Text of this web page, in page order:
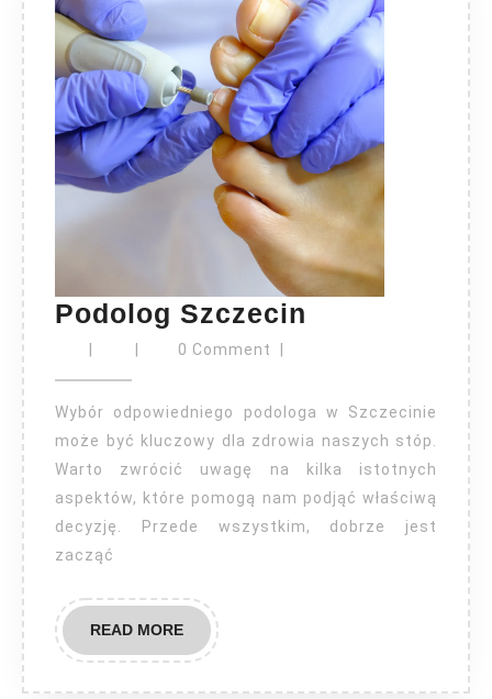
Podolog Szczecin
0 Comment
Wybór odpowiedniego podologa w Szczecinie
może być kluczowy dla zdrowia naszych stóp.
Warto zwrócić uwagę na kilka istotnych
aspektów, które pomogą nam podjąć właściwą
decyzję. Przede wszystkim, dobrze jest
zacząć
READ MOREREAD
MORE